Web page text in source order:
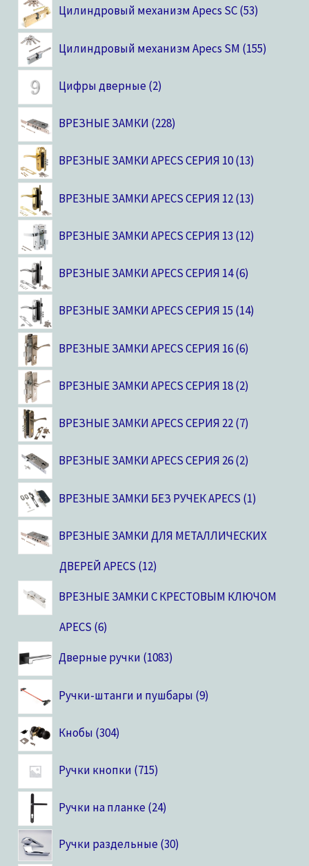
Цилиндровый механизм Apecs SC 53
Цилиндровый механизм Apecs SM 155
Цифры дверные 2
ВРЕЗНЫЕ ЗАМКИ 228
ВРЕЗНЫЕ ЗАМКИ APECS СЕРИЯ 10 13
ВРЕЗНЫЕ ЗАМКИ APECS СЕРИЯ 12 13
ВРЕЗНЫЕ ЗАМКИ APECS СЕРИЯ 13 12
ВРЕЗНЫЕ ЗАМКИ APECS СЕРИЯ 14 6
ВРЕЗНЫЕ ЗАМКИ APECS СЕРИЯ 15 14
ВРЕЗНЫЕ ЗАМКИ APECS СЕРИЯ 16 6
ВРЕЗНЫЕ ЗАМКИ APECS СЕРИЯ 18 2
ВРЕЗНЫЕ ЗАМКИ APECS СЕРИЯ 22 7
ВРЕЗНЫЕ ЗАМКИ APECS СЕРИЯ 26 2
ВРЕЗНЫЕ ЗАМКИ БЕЗ РУЧЕК APECS 1
ВРЕЗНЫЕ ЗАМКИ ДЛЯ МЕТАЛЛИЧЕСКИХ
ДВЕРЕЙ APECS 12
ВРЕЗНЫЕ ЗАМКИ С КРЕСТОВЫМ КЛЮЧОМ
APECS 6
Дверные ручки 1083
Ручки-штанги и пушбары 9
Кнобы 304
Ручки кнопки 715
Ручки на планке 24
Ручки раздельные 30